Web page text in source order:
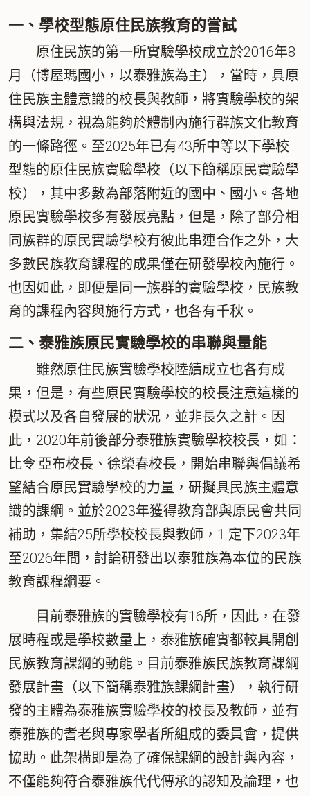
一、學校型態原住民族教育的嘗試
原住民族的第一所實驗學校成立於2016年8
月（博屋瑪國小，以泰雅族為主），當時，具原
住民族主體意識的校長與教師，將實驗學校的架
構與法規，視為能夠於體制內施行群族文化教育
的一條路徑。至2025年已有43所中等以下學校
型態的原住民族實驗學校（以下簡稱原民實驗學
校），其中多數為部落附近的國中、國小。各地
原民實驗學校多有發展亮點，但是，除了部分相
同族群的原民實驗學校有彼此串連合作之外，大
多數民族教育課程的成果僅在研發學校內施行。
也因如此，即便是同一族群的實驗學校，民族教
育的課程內容與施行方式，也各有千秋。
二、泰雅族原民實驗學校的串聯與量能
雖然原住民族實驗學校陸續成立也各有成
果，但是，有些原民實驗學校的校長注意這樣的
模式以及各自發展的狀況，並非長久之計。因
此，2020年前後部分泰雅族實驗學校校長，如：
比令‧亞布校長、徐榮春校長，開始串聯與倡議希
望結合原民實驗學校的力量，研擬具民族主體意
識的課綱。並於2023年獲得教育部與原民會共同
補助，集結25所學校校長與教師， 1 定下2023年
至2026年間，討論研發出以泰雅族為本位的民族
教育課程綱要。
目前泰雅族的實驗學校有16所，因此，在發
展時程或是學校數量上，泰雅族確實都較具開創
民族教育課綱的動能。目前泰雅族民族教育課綱
發展計畫（以下簡稱泰雅族課綱計畫），執行研
發的主體為泰雅族實驗學校的校長及教師，並有
泰雅族的耆老與專家學者所組成的委員會，提供
協助。此架構即是為了確保課綱的設計與內容，
不僅能夠符合泰雅族代代傳承的認知及論理，也